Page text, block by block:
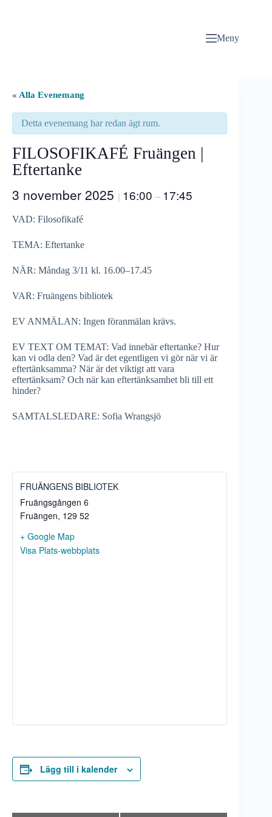
Meny
« Alla Evenemang
Detta evenemang har redan ägt rum.
FILOSOFIKAFÉ Fruängen |
Eftertanke
3 november 2025 | 16:00 – 17:45
VAD: Filosofikafé
TEMA: Eftertanke
NÄR: Måndag 3/11 kl. 16.00–17.45
VAR: Fruängens bibliotek
EV ANMÄLAN: Ingen föranmälan krävs.
EV TEXT OM TEMAT: Vad innebär eftertanke? Hur
kan vi odla den? Vad är det egentligen vi gör när vi är
eftertänksamma? När är det viktigt att vara
eftertänksam? Och när kan eftertänksamhet bli till ett
hinder?
SAMTALSLEDARE: Sofia Wrangsjö
FRUÄNGENS BIBLIOTEK
Fruängsgången 6
Fruängen, 129 52
+ Google Map
Visa Plats-webbplats
Lägg till i kalender